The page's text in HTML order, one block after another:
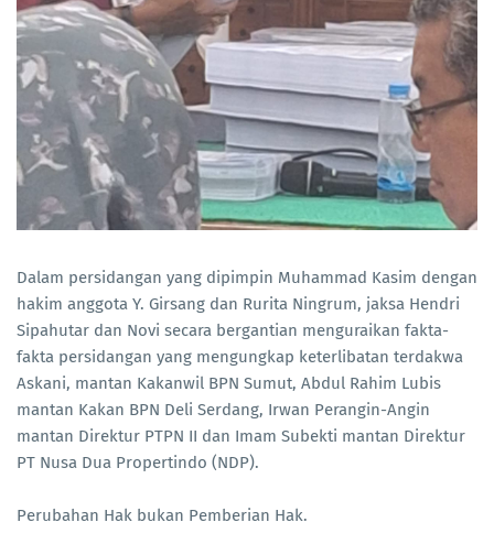
Dalam persidangan yang dipimpin Muhammad Kasim dengan
hakim anggota Y. Girsang dan Rurita Ningrum, jaksa Hendri
Sipahutar dan Novi secara bergantian menguraikan fakta-
fakta persidangan yang mengungkap keterlibatan terdakwa
Askani, mantan Kakanwil BPN Sumut, Abdul Rahim Lubis
mantan Kakan BPN Deli Serdang, Irwan Perangin-Angin
mantan Direktur PTPN II dan Imam Subekti mantan Direktur
PT Nusa Dua Propertindo (NDP).
Perubahan Hak bukan Pemberian Hak.